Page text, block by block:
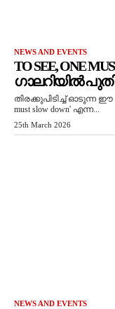
NEWS AND EVENTS
TO SEE, ONE
ഗാലറിയിൽ
തിരക്കുപിടിച്ച് ഓടുന്ന ഈ
must slow down' എന്ന...
25th March 2026
NEWS AND EVENTS